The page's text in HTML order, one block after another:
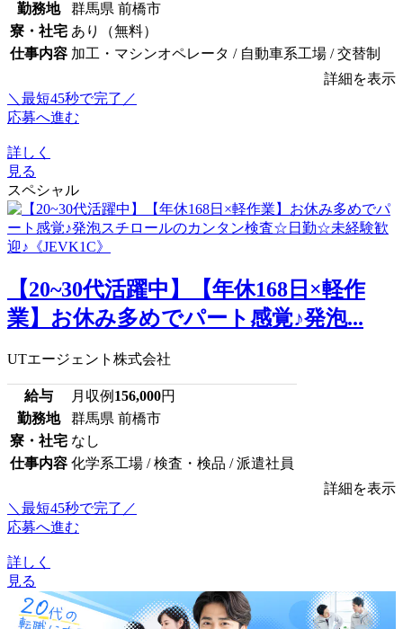
勤務地
群馬県 前橋市
寮・社宅 あり（無料）
仕事内容 加工・マシンオペレータ / 自動車系工場 / 交替制
詳細を表示
＼最短45秒で完了／
応募へ進む
詳しく
見る
スペシャル
【20~30代活躍中】【年休168日×軽作
業】お休み多めでパート感覚♪発泡...
UTエージェント株式会社
給与 月収例 156,000円
勤務地
群馬県 前橋市
寮・社宅 なし
仕事内容 化学系工場 / 検査・検品 / 派遣社員
詳細を表示
＼最短45秒で完了／
応募へ進む
詳しく
見る